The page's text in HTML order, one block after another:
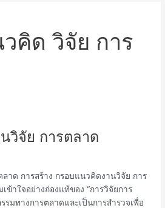
คิด วิจัย การ
วิจัย การตลาด
าด การสร้าง กรอบแนวคิดงานวิจัย การ
ข้าใจอย่างถ่องแท้ของ “การวิจัยการ
รมทางการตลาดและเป็นการสำรวจเพื่อ